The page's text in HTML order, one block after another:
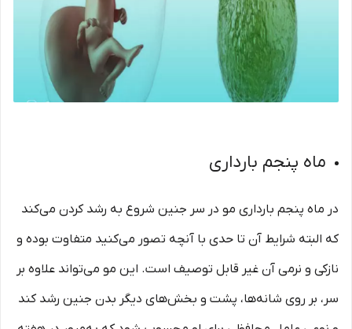
ماه پنجم بارداری
در ماه پنجم بارداری مو در سر جنین شروع به رشد کردن می‌کند
که البته شرایط آن تا حدی با آنچه تصور می‌کنید متفاوت بوده و
نازکی و نرمی آن غیر قابل‌ توصیف است. این مو می‌تواند علاوه بر
سر، بر روی شانه‌ها، پشت و بخش‌های دیگر بدن جنین رشد کند